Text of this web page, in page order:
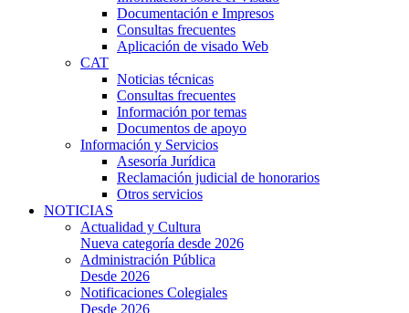
Documentación e Impresos
Consultas frecuentes
Aplicación de visado Web
CAT
Noticias técnicas
Consultas frecuentes
Información por temas
Documentos de apoyo
Información y Servicios
Asesoría Jurídica
Reclamación judicial de honorarios
Otros servicios
NOTICIAS
Actualidad y Cultura
Nueva categoría desde 2026
Administración Pública
Desde 2026
Notificaciones Colegiales
Desde 2026